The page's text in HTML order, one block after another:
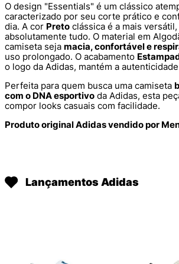
O design "Essentials" é um clássico
caracterizado por seu corte prático e
dia. A cor Preto clássica é a mais
absolutamente tudo. O material em
camiseta seja macia, confortável e
uso prolongado. O acabamento
o logo da Adidas, mantém a
Perfeita para quem busca uma camiseta
com o DNA esportivo da Adidas, esta
compor looks casuais com facilidade.
Produto original Adidas vendido por
Lançamentos Adidas